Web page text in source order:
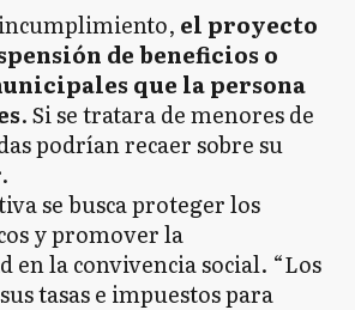
el proyecto
de beneficios o
que la persona
. Si se tratara de menores de
podrían recaer sobre su
se busca proteger los
y promover la
en la convivencia social. “Los
tasas e impuestos para